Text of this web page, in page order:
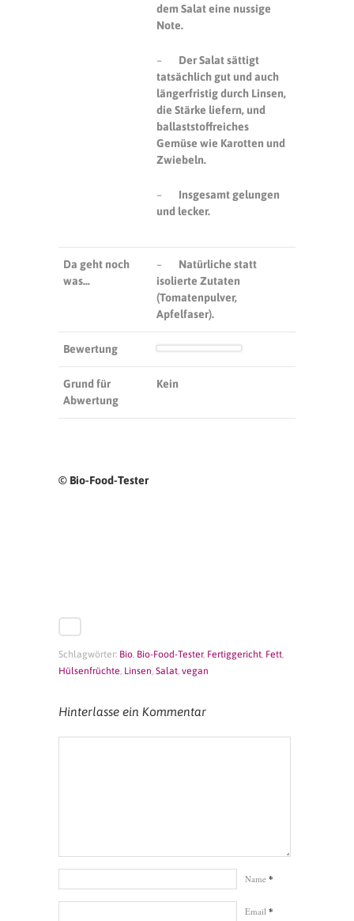
dem Salat eine nussige
Note.
– Der Salat sättigt
tatsächlich gut und auch
längerfristig durch Linsen,
die Stärke liefern, und
ballaststoffreiches
Gemüse wie Karotten und
Zwiebeln.
– Insgesamt gelungen
und lecker.
Da geht noch
was…
– Natürliche statt
isolierte Zutaten
(Tomatenpulver,
Apfelfaser).
Bewertung
Grund für
Abwertung
Kein
© Bio-Food-Tester
Schlagwörter: Bio Bio-Food-Tester, Fertiggericht Fett
Hülsenfrüchte Linsen Salat vegan
Hinterlasse ein Kommentar
Name *
Email *